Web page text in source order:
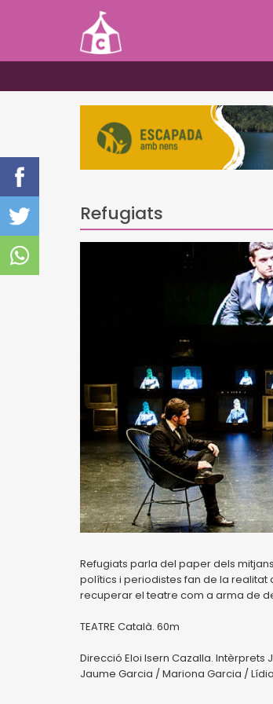
Refugiats
Refugiats parla del paper dels
polítics i periodistes fan de la
recuperar el teatre com a arma de
TEATRE Català. 60m
Direcció Eloi Isern Cazalla. Intèrprets
Jaume Garcia / Mariona Garcia /